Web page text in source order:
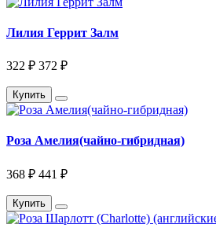
Лилия Геррит Залм
322 ₽ 372 ₽
Купить
Роза Амелия(чайно-гибридная)
368 ₽ 441 ₽
Купить